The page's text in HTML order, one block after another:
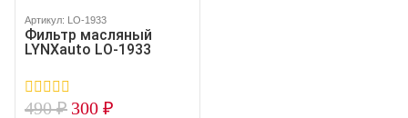
Артикул: LO-1933
Фильтр масляный
LYNXauto LO-1933
0
490₽ 300 ₽